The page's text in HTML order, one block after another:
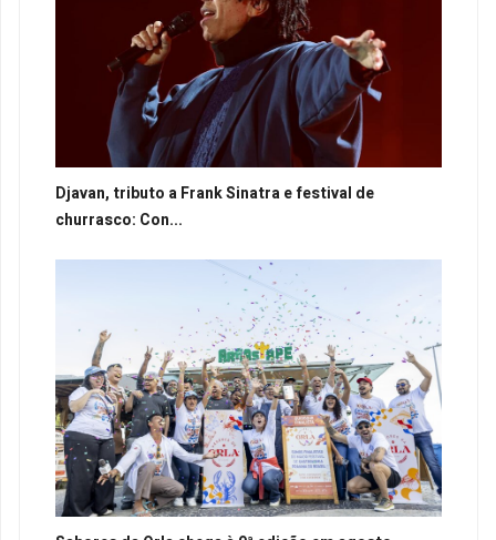
Djavan, tributo a Frank Sinatra e festival de
churrasco: Con...